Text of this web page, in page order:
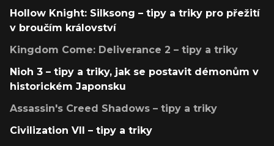
Hollow Knight: Silksong – tipy a triky pro přežití
v broučím království
Kingdom Come: Deliverance 2 – tipy a triky
Nioh 3 – tipy a triky, jak se postavit démonům v
historickém Japonsku
Assassin's Creed Shadows – tipy a triky
Civilization VII – tipy a triky